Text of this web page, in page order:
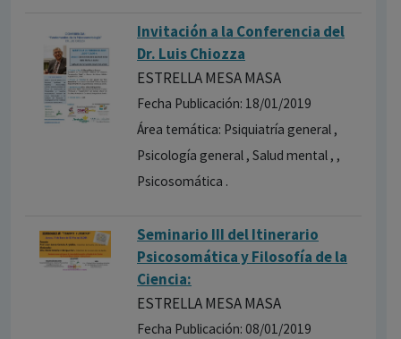
Invitación a la Conferencia del
Dr. Luis Chiozza
ESTRELLA MESA MASA
Fecha Publicación: 18/01/2019
Área temática: Psiquiatría general ,
Psicología general , Salud mental , ,
Psicosomática .
Seminario III del Itinerario
Psicosomática y Filosofía de la
Ciencia:
ESTRELLA MESA MASA
Fecha Publicación: 08/01/2019